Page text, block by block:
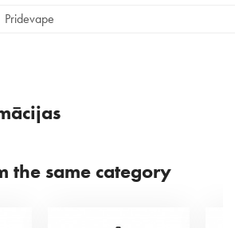
Pridevape
the same category